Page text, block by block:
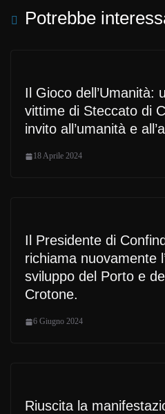
Potrebbe
Il Gioco dell’Umanità:
vittime di Steccato di
invito all’umanità e
18 Aprile 2024
Il Presidente di
richiama nuovamente
sviluppo del Porto e
Crotone.
6 Giugno 2024
Riuscita la